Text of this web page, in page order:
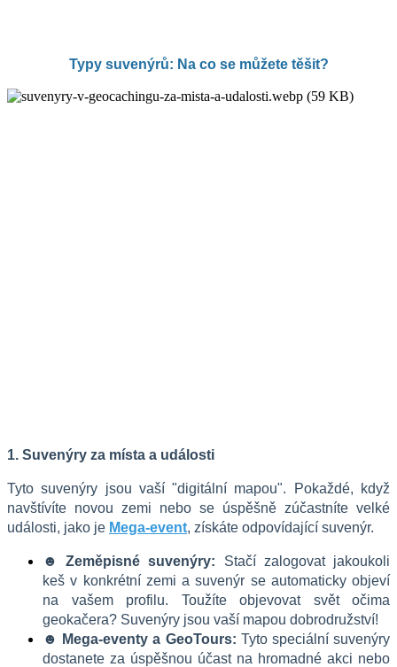
Typy suvenýrů: Na co se můžete těšit?
1. Suvenýry za místa a události
Tyto suvenýry jsou vaší "digitální mapou". Pokaždé, když
navštívíte novou zemi nebo se úspěšně zúčastníte velké
události, jako je Mega-event, získáte odpovídající suvenýr.
☻ Zeměpisné suvenýry: Stačí zalogovat jakoukoli
keš v konkrétní zemi a suvenýr se automaticky objeví
na vašem profilu. Toužíte objevovat svět očima
geokačera? Suvenýry jsou vaší mapou dobrodružství!
☻ Mega-eventy a GeoTours: Tyto speciální suvenýry
dostanete za úspěšnou účast na hromadné akci nebo